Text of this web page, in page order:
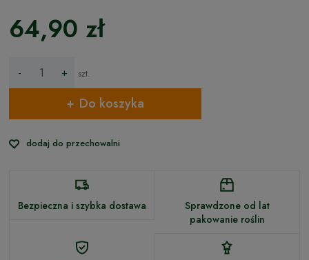
64,90 zł
- + szt.
Do koszyka
dodaj do przechowalni
Bezpieczna i szybka dostawa
Sprawdzone od lat
pakowanie roślin